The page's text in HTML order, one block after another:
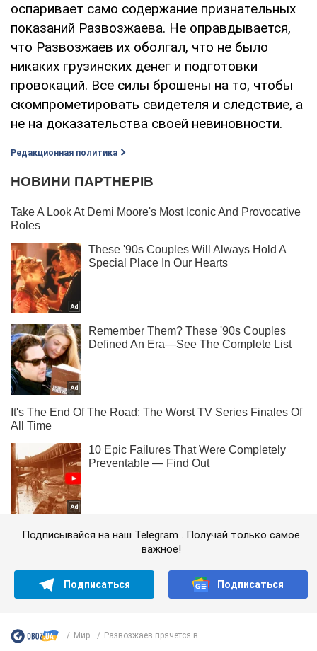
оспаривает само содержание признательных
показаний Развозжаева. Не оправдывается,
что Развозжаев их оболгал, что не было
никаких грузинских денег и подготовки
провокаций. Все силы брошены на то, чтобы
скомпрометировать свидетеля и следствие, а
не на доказательства своей невиновности.
Редакционная политика
Подписывайся на наш Telegram . Получай только самое
важное!
Подписаться Подписаться
Мир Развозжаев прячется в...